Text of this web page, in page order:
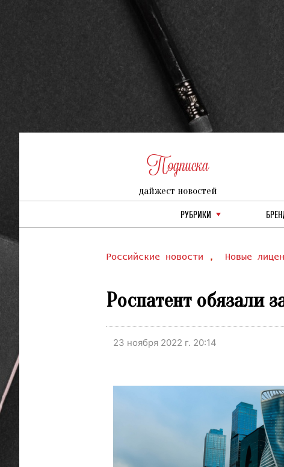
Подписка
дайжест новостей
РУБРИКИ
Российские новости , Новые
Роспатент обязали
23 ноября 2022 г. 20:14